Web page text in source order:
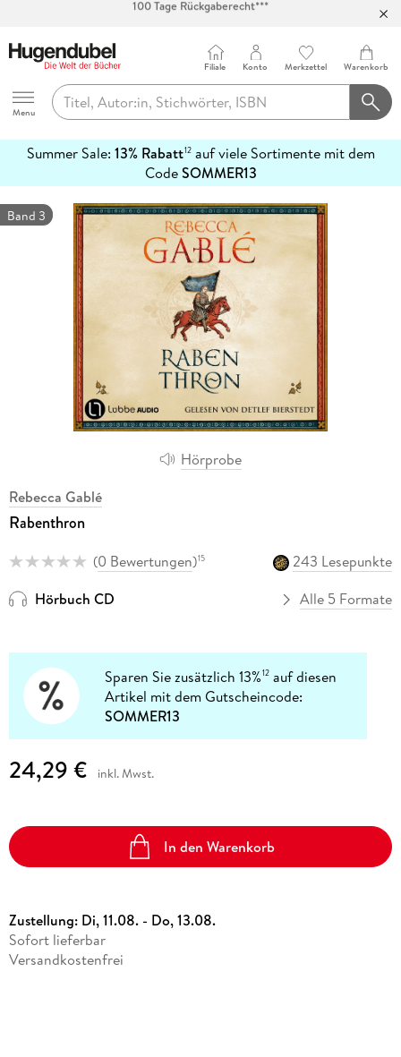
Abholung in über 100 Filialen
Hugendubel
Menu
Filiale Konto Merkzettel Warenkorb
Summer Sale: 13% Rabatt12auf viele Sortimente mit dem
CodeSOMMER13
erfahren
Hörprobe
Band 3
Rebecca Gablé
Rabenthron
(0 Bewertungen)15
243 Lesepunkte
Hörbuch CD
Alle 5 Formate
Sparen Sie zusätzlich 13%12 auf diesen
Artikel mit dem Gutscheincode:
SOMMER13
24,29 € inkl. Mwst.
In den Warenkorb
Zustellung: Di, 11.08. - Do, 13.08.
Sofort lieferbar
Versandkostenfrei